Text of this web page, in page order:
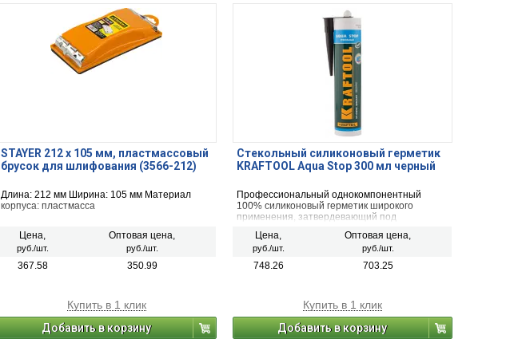
STAYER 212 x 105 мм, пластмассовый
брусок для шлифования (3566-212)
Длина: 212 мм Ширина: 105 мм Материал
корпуса: пластмасса
Цена,
руб./шт.
Оптовая цена,
руб./шт.
367.58 350.99
Купить в 1 клик
Добавить в корзину
Стекольный силиконовый герметик
KRAFTOOL Aqua Stop 300 мл черный
Профессиональный однокомпонентный
100% силиконовый герметик широкого
применения, затвердевающий под
воздухе. Применяется для остекления,
герметизации аквариумов, бассейнов, лодок и
катеров; сборки и герметизации холодильного
Цена,
руб./шт.
Оптовая цена,
руб./шт.
748.26 703.25
Купить в 1 клик
Добавить в корзину